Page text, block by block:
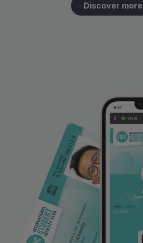
Discover more